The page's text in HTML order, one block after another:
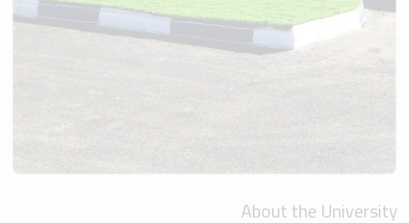
About the University